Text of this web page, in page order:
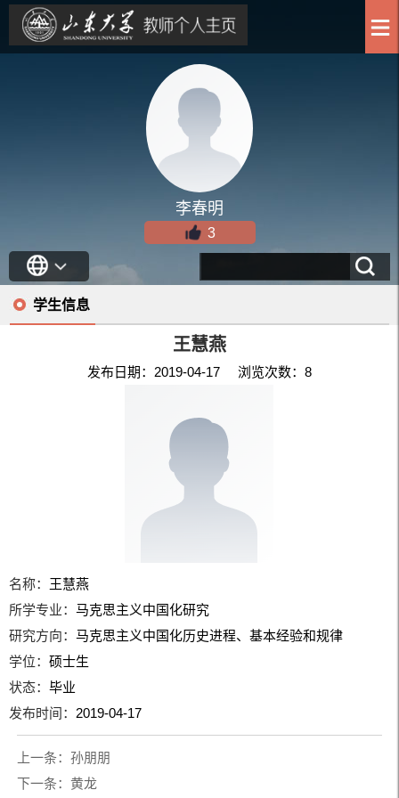
李春明
3
学生信息
王慧燕
发布日期：2019-04-17 浏览次数： 8
名称： 王慧燕
所学专业：马克思主义中国化研究
研究方向：马克思主义中国化历史进程、基本经验和规律
学位：硕士生
状态：毕业
发布时间： 2019-04-17
上一条： 孙朋朋
下一条： 黄龙